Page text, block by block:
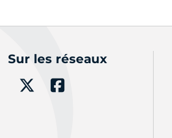
Sur les réseaux